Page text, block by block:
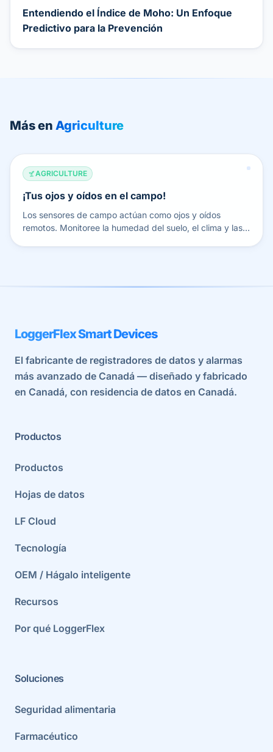
Entendiendo el Índice de Moho: Un Enfoque
Predictivo para la Prevención
Más en Agriculture
AGRICULTURE
¡Tus ojos y oídos en el campo!
Los sensores de campo actúan como ojos y oídos
remotos. Monitoree la humedad del suelo, el clima y las
LoggerFlex Smart Devices
El fabricante de registradores de datos y alarmas
más avanzado de Canadá — diseñado y fabricado
en Canadá, con residencia de datos en Canadá.
Productos
Productos
Hojas de datos
LF Cloud
Tecnología
OEM / Hágalo inteligente
Recursos
Por qué LoggerFlex
Soluciones
Seguridad alimentaria
Farmacéutico